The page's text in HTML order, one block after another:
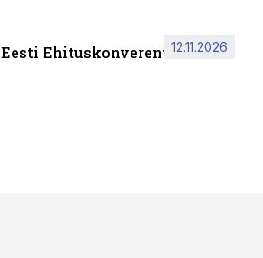
Eesti Ehituskonverents 2026
12.11.2026